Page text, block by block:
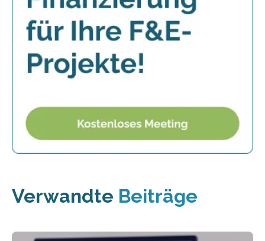
Verwandte Beiträge